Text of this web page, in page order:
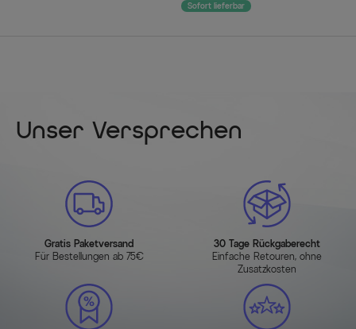
Sofort lieferbar
Unser Versprechen
Gratis Paketversand
Für Bestellungen ab 75€
30 Tage Rückgaberecht
Einfache Retouren, ohne
Zusatzkosten